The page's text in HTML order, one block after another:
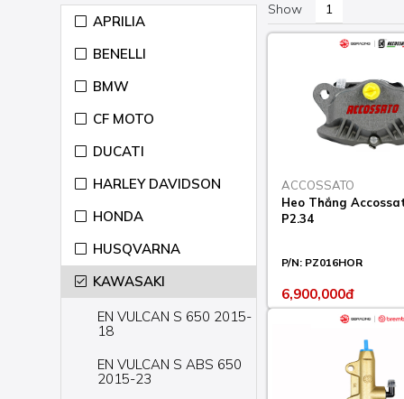
APRILIA
BENELLI
BMW
CF MOTO
DUCATI
HARLEY DAVIDSON
HONDA
HUSQVARNA
KAWASAKI
EN VULCAN S 650 2015-
18
EN VULCAN S ABS 650
2015-23
Show
ACCOSSATO
Heo Thắng
P2.34
P/N: PZ016HOR
6,900,000đ